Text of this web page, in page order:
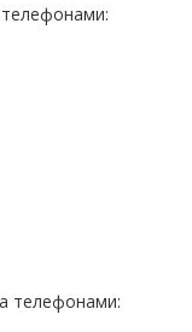
телефонами: